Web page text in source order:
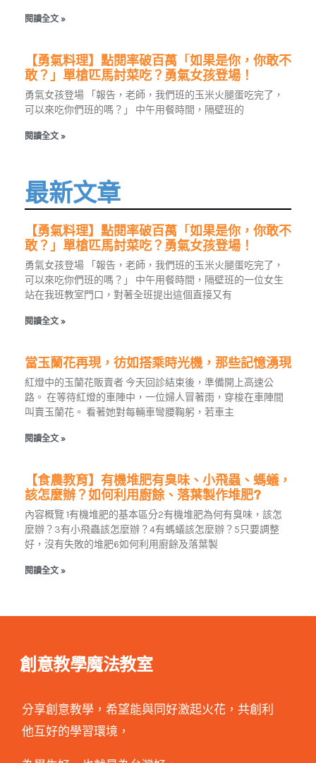
閱讀全文 »
【勇氣料理】點閱率破百萬「如果是你，你敢不
敢？」單槍匹馬討菜吃？勇氣女孩登場！
勇氣女孩登場 「報告，老師，我們班的玉米火腿蛋吃完了，
可以來吃你們班的嗎？」 中午用餐時間，隔壁班的
閱讀全文 »
最新文章
【勇氣料理】點閱率破百萬「如果是你，你敢不
敢？」單槍匹馬討菜吃？勇氣女孩登場！
勇氣女孩登場 「報告，老師，我們班的玉米火腿蛋吃完了，
可以來吃你們班的嗎？」 中午用餐時間，隔壁班的一位女生
站在我班教室門口，對著全班提出這個直接又有
閱讀全文 »
當玉蘭花再現，彷如搭乘時光機，那些記憶湧現
紅燈中的玉蘭花販賣者 今天回診結束後，準備開上高速公
路。 在等待紅燈的車陣中，一位婦人冒著雨，穿梭在車陣間
叫賣玉蘭花。 看著她對每輛車彎腰鞠躬，若車主
閱讀全文 »
【食農教育】有機堆肥有臭味、小飛蟲、螞蟻，
該怎麼辦？如何利用廚餘、落葉製作堆肥?
內容概覽 1有機堆肥的基本區分2有機堆肥為何有臭味，該怎
麼辦？3有小飛蟲該怎麼辦？4有螞蟻該怎麼辦？5只要調整
好，沒有失敗的堆肥6如何利用廚餘及落葉製
閱讀全文 »
創意教學魔法教室
分享創意教學，希望能與同好激起火花，共創利
他互好的學習環境，